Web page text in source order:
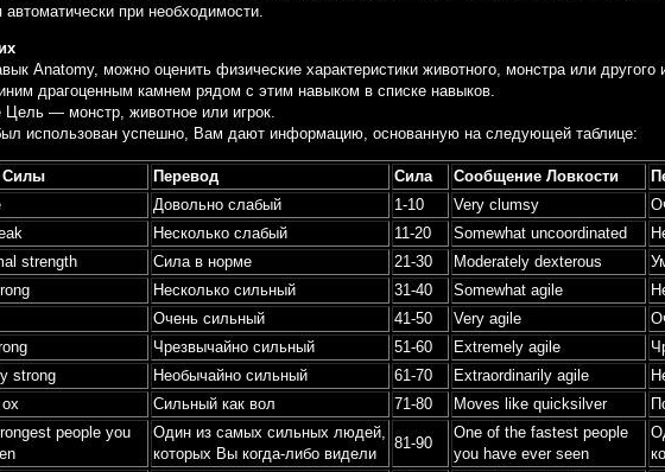
автоматически при необходимости.
Anatomy, можно оценить физические характеристики животного, монстра или другого
драгоценным камнем рядом с этим навыком в списке навыков.
Цель — монстр, животное или игрок.
использован успешно, Вам дают информацию, основанную на следующей таблице:
Силы Перевод Сила Сообщение Ловкости
Довольно слабый 1-10 Very clumsy
Несколько слабый 11-20 Somewhat uncoordinated
strength
Сила в норме 21-30 Moderately dexterous
Несколько сильный 31-40 Somewhat agile
Очень сильный 41-50 Very agile
Чрезвычайно сильный 51-60 Extremely agile
strong
Необычайно сильный 61-70 Extraordinarily agile
Сильный как вол 71-80 Moves like quicksilver
people you
Один из самых сильных людей,
которых Вы когда-либо видели
81-90
One of the fastest people
you have ever seen